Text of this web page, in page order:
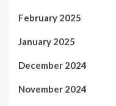
February 2025
January 2025
December 2024
November 2024